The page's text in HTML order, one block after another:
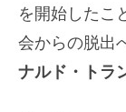
を開始したこ
会からの脱出
ナルド・トラ